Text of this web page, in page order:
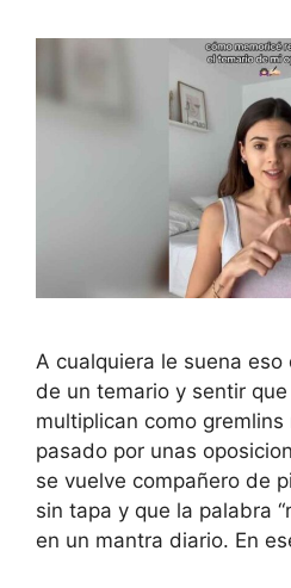
A cualquiera le suena
de un temario y sentir
multiplican como
pasado por unas
se vuelve compañero de
sin tapa y que la palabra
en un mantra diario. En